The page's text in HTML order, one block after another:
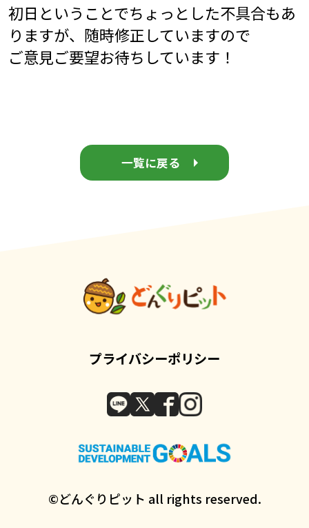
初日ということでちょっとした不具合もあ
りますが、随時修正していますので
ご意見ご要望お待ちしています！
一覧に戻る
プライバシーポリシー
©どんぐりピット all rights reserved.